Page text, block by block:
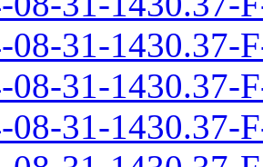
08-31-1430.37-
08-31-1430.37-
08-31-1430.37-